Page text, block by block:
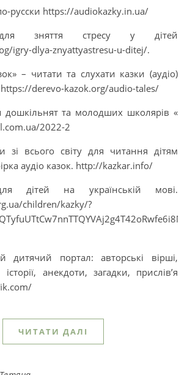
русски https://audiokazky.in.ua/
зняття стресу у дітей
igry-dlya-znyattyastresu-u-ditej/.
– читати та слухати казки (аудіо)
https://derevo-kazok.org/audio-tales/
та молодших школярів «
2022-2
зі всього світу для читання дітям
аудіо казок. http://kazkar.info/
дітей на українській мові.
children/kazky/?
дитячий портал: авторські вірші,
анекдоти, загадки, прислів’я
ЧИТАТИ ДАЛІ